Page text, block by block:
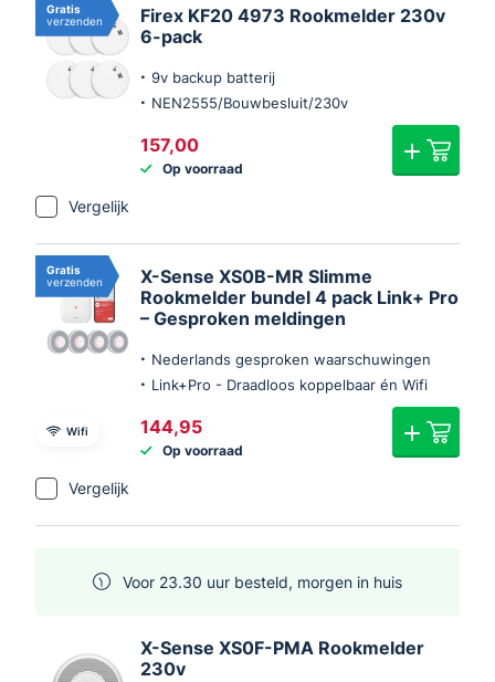
Gratis
verzenden
Firex KF20 4973 Rookmelder 230v
6-pack
9v backup batterij
NEN2555/Bouwbesluit/230v
157,00
Op voorraad
Vergelijk
Wifi
Gratis
verzenden
X-Sense XS0B-MR Slimme
Rookmelder bundel 4 pack Link+ Pro
– Gesproken meldingen
Nederlands gesproken waarschuwingen
Link+Pro - Draadloos koppelbaar én Wifi
144,95
Op voorraad
Vergelijk
Voor 23.30 uur besteld, morgen in huis
X-Sense XS0F-PMA Rookmelder
230v